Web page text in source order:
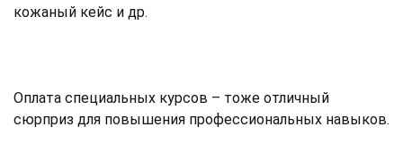
кожаный кейс и др.
Оплата специальных курсов – тоже отличный
сюрприз для повышения профессиональных навыков.